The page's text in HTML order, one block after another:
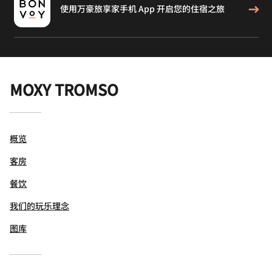
使用万豪旅享家手机 App 开启您的住宿之旅
MOXY TROMSO
概览
客房
餐饮
我们的玩乐理念
图库